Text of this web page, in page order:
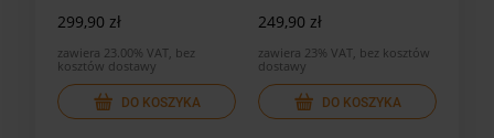
299,90 zł
zawiera 23.00% VAT, bez
kosztów dostawy
DO KOSZYKA
249,90 zł
zawiera 23% VAT, bez kosztów
dostawy
DO KOSZYKA